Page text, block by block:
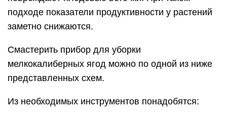
подходе показатели продуктивности у растений
заметно снижаются.
Смастерить прибор для уборки
мелкокалиберных ягод можно по одной из ниже
представленных схем.
Из необходимых инструментов понадобятся: